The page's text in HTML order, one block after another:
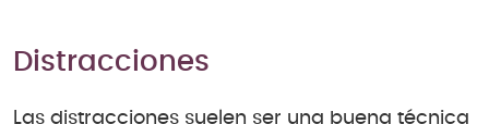
Distracciones
Las distracciones suelen ser una buena técnica